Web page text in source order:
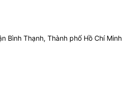
Bình Thạnh, Thành phố Hồ Chí Minh